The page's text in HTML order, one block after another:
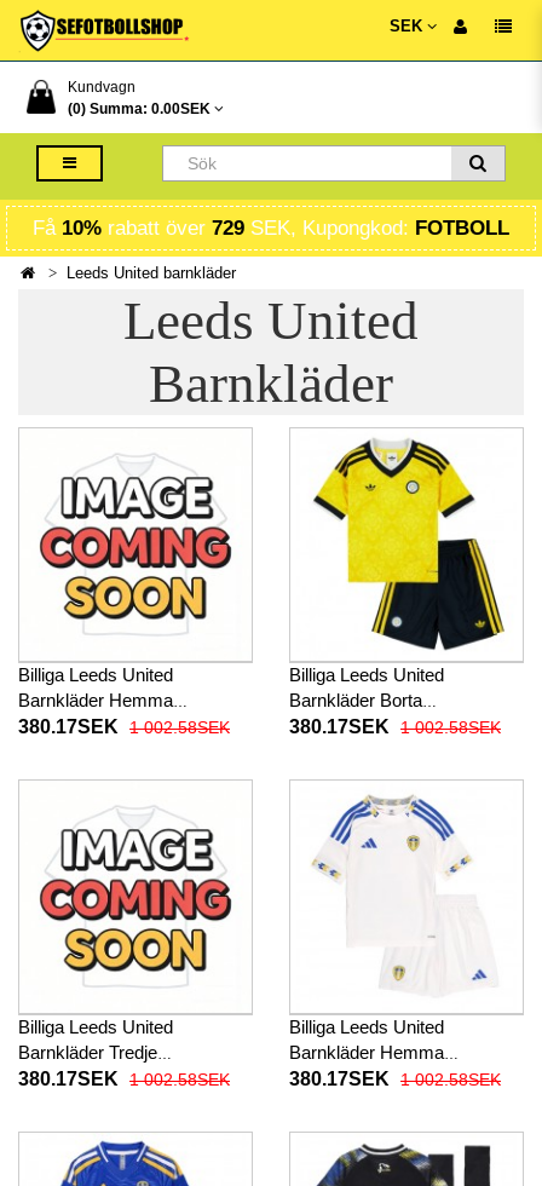
SEK
Kundvagn
(0) Summa: 0.00SEK
Få 10% rabatt över 729 SEK, Kupongkod: FOTBOLL
Leeds United barnkläder
Leeds United
Barnkläder
Billiga Leeds United
Barnkläder Hemma
fotbollskläder till baby 2026-
380.17SEK 1 002.58SEK
Billiga Leeds United
Barnkläder Borta
fotbollskläder till baby 2026-
380.17SEK 1 002.58SEK
Billiga Leeds United
Barnkläder Tredje
fotbollskläder till baby 2026-
380.17SEK 1 002.58SEK
Billiga Leeds United
Barnkläder Hemma
fotbollskläder till baby 2025-
380.17SEK 1 002.58SEK